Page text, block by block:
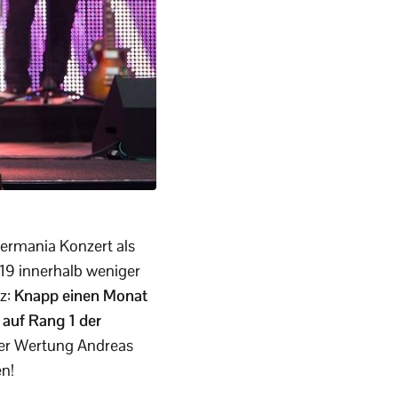
Konzert als
innerhalb weniger
Knapp einen Monat
Rang 1 der
Wertung Andreas